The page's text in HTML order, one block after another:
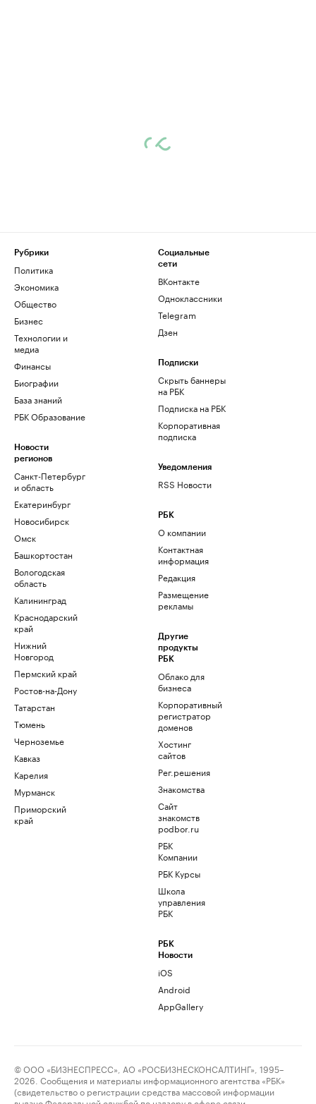
Рубрики
Политика
Экономика
Общество
Бизнес
Технологии и
медиа
Финансы
Биографии
База знаний
РБК Образование
Новости
регионов
Санкт-Петербург
и область
Екатеринбург
Новосибирск
Омск
Башкортостан
Вологодская
область
Калининград
Краснодарский
край
Нижний
Новгород
Пермский край
Ростов-на-Дону
Татарстан
Тюмень
Черноземье
Кавказ
Карелия
Мурманск
Приморский
край
Социальные
сети
ВКонтакте
Одноклассники
Telegram
Дзен
Подписки
Скрыть баннеры
на РБК
Подписка на РБК
Корпоративная
подписка
Уведомления
RSS Новости
РБК
О компании
Контактная
информация
Редакция
Размещение
рекламы
Другие
продукты
РБК
Облако для
бизнеса
Корпоративный
регистратор
доменов
Хостинг
сайтов
Рег.решения
Знакомства
Сайт
знакомств
podbor.ru
РБК
Компании
РБК Курсы
Школа
управления
РБК
РБК
Новости
iOS
Android
AppGallery
© ООО «БИЗНЕСПРЕСС», АО «РОСБИЗНЕСКОНСАЛТИНГ», 1995–
2026. Сообщения и материалы информационного агентства «РБК»
(свидетельство о регистрации средства массовой информации